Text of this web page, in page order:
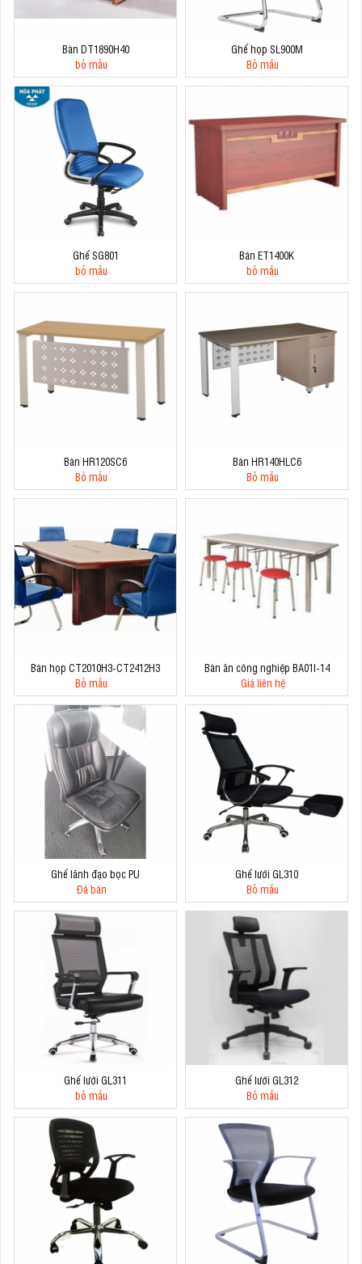
Bàn DT1890H40
bỏ mẫu
Ghế họp SL900M
Bỏ mẫu
Ghế SG801
bỏ mẫu
Bàn ET1400K
bỏ mẫu
Bàn HR120SC6
Bỏ mẫu
Bàn HR140HLC6
Bỏ mẫu
Bàn họp CT2010H3-CT2412H3
Bỏ mẫu
Bàn ăn công nghiệp BA01I-14
Giá liên hệ
Ghế lãnh đạo bọc PU
Đã bán
Ghế lưới GL310
Bỏ mẫu
Ghế lưới GL311
bỏ mẫu
Ghế lưới GL312
Bỏ mẫu